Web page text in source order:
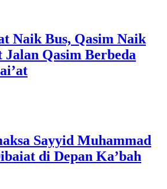
Naik Bus, Qasim Naik
Qasim Berbeda
Sayyid Muhammad
di Depan Ka’bah